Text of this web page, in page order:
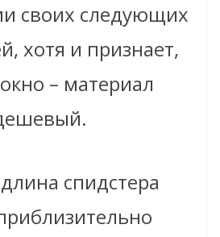
своих следующих
хотя и признает,
– материал
спидстера